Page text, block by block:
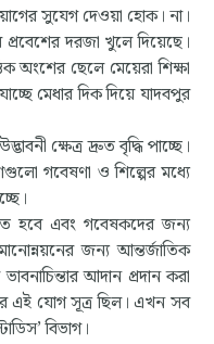
সুযেগ দেওয়া হোক। না।
প্রবেশের দরজা খুলে দিয়েছে।
অংশের ছেলে মেয়েরা শিক্ষা
মেধার দিক দিয়ে যাদবপুর
ক্ষেত্র দ্রুত বৃদ্ধি পাচ্ছে।
গবেষণা ও শিল্পের মধ্যে
হবে এবং গবেষকদের জন্য
জন্য আন্তর্জাতিক
আদান প্রদান করা
এই যোগ সূত্র ছিল। এখন সব
বিভাগ।